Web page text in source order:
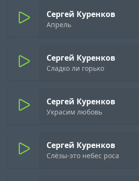
Сергей Куренков
Апрель
Сергей Куренков
Сладко ли горько
Сергей Куренков
Украсим любовь
Сергей Куренков
Слёзы-это небес роса